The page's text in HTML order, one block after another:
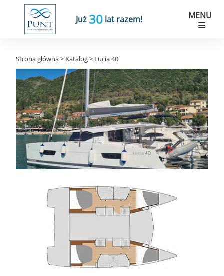
Już 30 lat razem! MENU
Strona główna> Katalog> Lucia 40